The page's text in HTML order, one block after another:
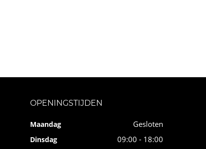
OPENINGSTIJDEN
Maandag Gesloten
Dinsdag 09:00 - 18:00